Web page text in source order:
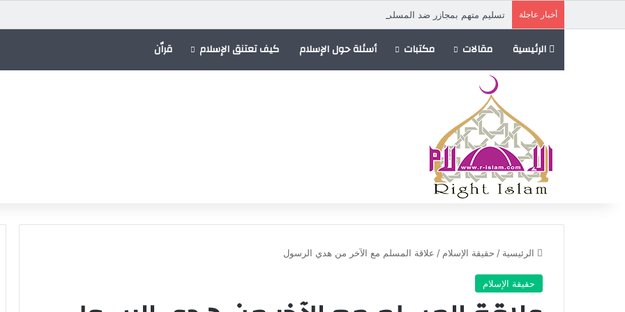
أخبار عاجلة تسليم متهم بمجازر ضد المسلمين في إفريقيا الوسطى إلى المحكمة الدولية
الرئيسية مقالات مكتبات أسئلة حول الإسلام كيف تعتنق الإسلام قراٌن
الرئيسية / حقيقة الإسلام / علاقة المسلم مع الآخر من هدي الرسول
حقيقة الإسلام